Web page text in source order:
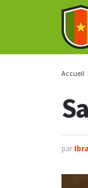
Accueil
par Ibra